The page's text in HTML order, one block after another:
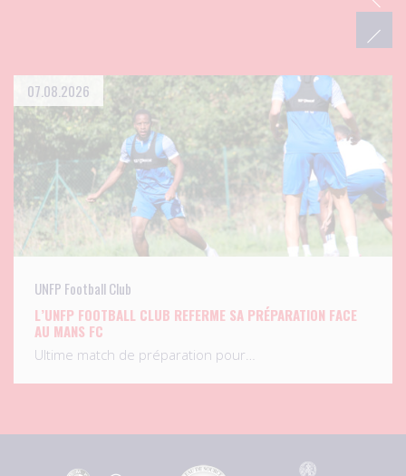
07.08.2026
UNFP Football Club
L’UNFP FOOTBALL CLUB REFERME SA PRÉPARATION FACE
AU MANS FC
Ultime match de préparation pour…